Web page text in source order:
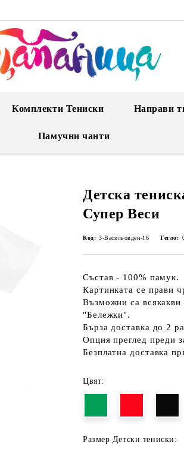
Комплекти Тениски Направи
Памучни чанти
Детска
Супер Веси
Код: 3-Васильовден-16 Тегло:
Състав - 100% памук.
Картинката се прави
Възможни са
"Бележки".
Бърза доставка до 2
Опция преглед преди
Безплатна доставка
Цвят:
Размер Детски тениски: